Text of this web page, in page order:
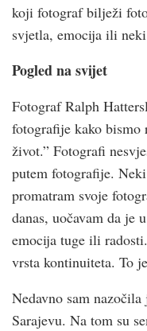
koji fotograf bilježi
svjetla, emocija ili
Pogled na svijet
Fotograf Ralph
fotografije kako bismo
život.” Fotografi
putem fotografije.
promatram svoje
danas, uočavam da je
emocija tuge ili
vrsta kontinuiteta. To
Nedavno sam
Sarajevu. Na tom su